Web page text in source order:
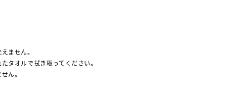
ません。
タオルで拭き取ってください。
ん。